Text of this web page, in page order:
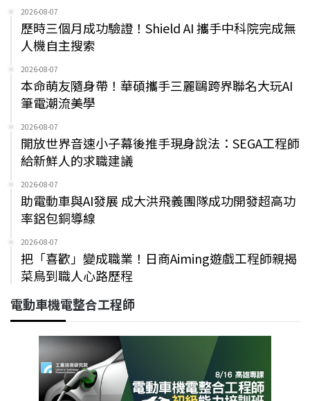
2026-08-07
歷時三個月成功驗證！Shield AI 攜手中科院完成無
人機自主搜索
2026-08-07
本命萌友隨身帶！華碩攜手三麗鷗跨界聯名大玩AI
筆電潮流美學
2026-08-07
開放世界音速小子幕後推手現身說法：SEGA工程師
給新鮮人的求職建議
2026-08-07
助電動車與AI發展 成大洪飛義團隊成功開發超高功
率鋁包銅導線
2026-08-07
把「喜歡」變成職業！日商Aiming遊戲工程師親揭
菜鳥到職人心路歷程
電動車機電整合工程師